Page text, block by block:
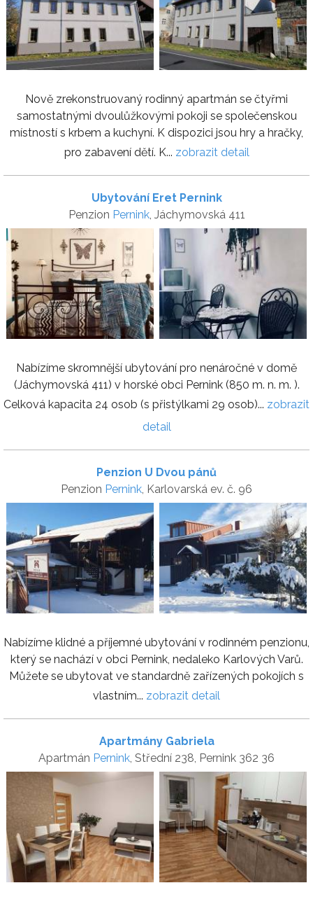
Nově zrekonstruovaný rodinný apartmán se čtyřmi
samostatnými dvoulůžkovými pokoji se společenskou
místností s krbem a kuchyní. K dispozici jsou hry a hračky,
pro zabavení dětí. K... zobrazit detail
Ubytování Eret Pernink
Penzion Pernink, Jáchymovská 411
Nabízíme skromnější ubytování pro nenáročné v domě
(Jáchymovská 411) v horské obci Pernink (850 m. n. m. ).
Celková kapacita 24 osob (s přistýlkami 29 osob)... zobrazit
detail
Penzion U Dvou pánů
Penzion Pernink, Karlovarská ev. č. 96
Nabízíme klidné a příjemné ubytování v rodinném penzionu,
který se nachází v obci Pernink, nedaleko Karlových Varů.
Můžete se ubytovat ve standardně zařízených pokojích s
vlastním... zobrazit detail
Apartmány Gabriela
Apartmán Pernink, Střední 238, Pernink 362 36